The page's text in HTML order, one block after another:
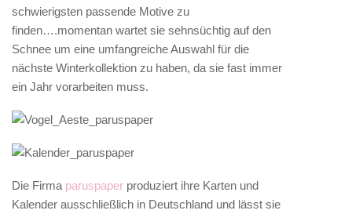
schwierigsten passende Motive zu
finden….momentan wartet sie sehnsüchtig auf den
Schnee um eine umfangreiche Auswahl für die
nächste Winterkollektion zu haben, da sie fast immer
ein Jahr vorarbeiten muss.
Die Firma paruspaper produziert ihre Karten und
Kalender ausschließlich in Deutschland und lässt sie